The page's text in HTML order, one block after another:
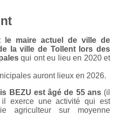
le maire actuel de ville de
la ville de Tollent lors des
qui ont eu lieu en 2020 et
auront lieux en 2026.
BEZU est âgé de 55 ans(il
exerce une activité qui est
agriculteur sur moyenne